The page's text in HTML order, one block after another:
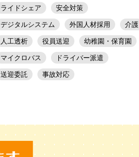
ライドシェア 安全対策
デジタルシステム 外国人材採用 介護
人工透析 役員送迎 幼稚園・保育園
マイクロバス ドライバー派遣
送迎委託 事故対応